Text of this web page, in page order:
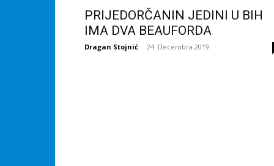
PRIJEDORČANIN JEDINI U BIH
IMA DVA BEAUFORDA
Dragan Stojnić - 24. Decembra 2019.